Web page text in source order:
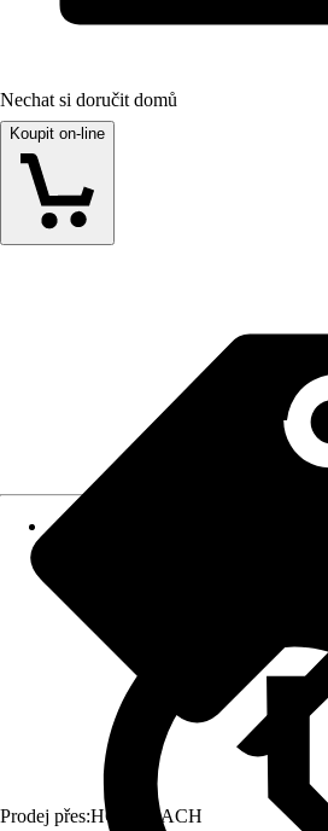
Nechat si doručit domů
Koupit on-line
Prodej přes:HORNBACH